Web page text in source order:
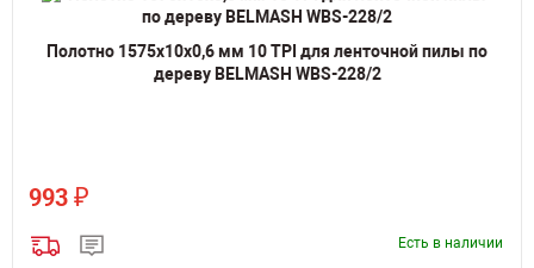
Полотно 1575х10х0,6 мм 10 TPI для ленточной пилы по
дереву BELMASH WBS-228/2
993 ₽
Есть в наличии